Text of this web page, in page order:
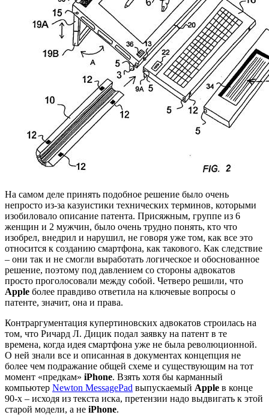
На самом деле принять подобное решение было очень
непросто из-за казуистики технических терминов, которыми
изобиловало описание патента. Присяжным, группе из 6
женщин и 2 мужчин, было очень трудно понять, кто что
изобрел, внедрил и нарушил, не говоря уже том, как все это
относится к созданию смартфона, как такового. Как следствие
– они так и не смогли выработать логическое и обоснованное
решение, поэтому под давлением со стороны адвокатов
просто проголосовали между собой. Четверо решили, что
Apple более правдиво ответила на ключевые вопросы о
патенте, значит, она и права.
Контраргументация купертиновских адвокатов строилась на
том, что Ричард Л. Дицик подал заявку на патент в те
времена, когда идея смартфона уже не была революционной.
О ней знали все и описанная в документах концепция не
более чем подражание общей схеме и существующим на тот
момент «предкам» iPhone. Взять хотя бы карманный
компьютер Newton MessagePad выпускаемый Apple в конце
90-х – исходя из текста иска, претензии надо выдвигать к этой
старой модели, а не iPhone.